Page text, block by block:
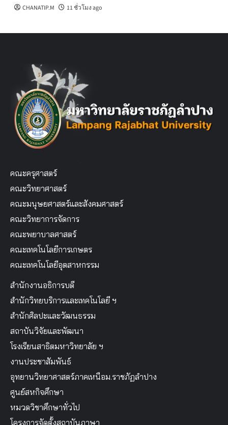
CHANATIP.M 11 ชั่วโมง ago
คณะครุศาสตร์
คณะวิทยาศาสตร์
คณะมนุษยศาสตร์และสังคมศาสตร์
คณะวิทยาการจัดการ
คณะพยาบาลศาสตร์
คณะเทคโนโลยีการเกษตร
คณะเทคโนโลยีอุตสาหกรรม
สำนักงานอธิการบดี
สำนักวิทยบริการและเทคโนโลยี ฯ
สำนักศิลปะและวัฒนธรรม
สถาบันวิจัยและพัฒนา
โรงเรียนสาธิตมหาวิทยาลัย ฯ
งานประชาสัมพันธ์
อุทยานวิทยาศาสตร์ภาคเหนือม.ราชภัฏลำปาง
ศูนย์สหกิจศึกษา
หมวดวิชาศึกษาทั่วไป
โครงการจัดตั้งสถาบันภาษา